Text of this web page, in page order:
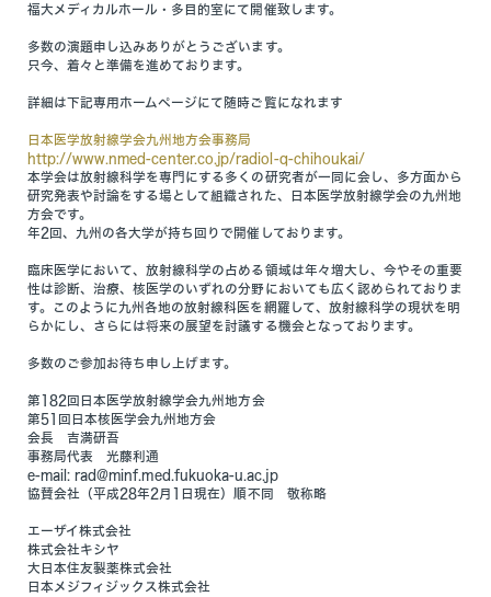
福大メディカルホール・多目的室にて開催致します。
多数の演題申し込みありがとうございます。
只今、着々と準備を進めております。
詳細は下記専用ホームページにて随時ご覧になれます
日本医学放射線学会九州地方会事務局
http://www.nmed-center.co.jp/radiol-q-chihoukai/
本学会は放射線科学を専門にする多くの研究者が一同に会し、多方面から
研究発表や討論をする場として組織された、日本医学放射線学会の九州地
方会です。
年2回、九州の各大学が持ち回りで開催しております。
臨床医学において、放射線科学の占める領域は年々増大し、今やその重要
性は診断、治療、核医学のいずれの分野においても広く認められておりま
す。このように九州各地の放射線科医を網羅して、放射線科学の現状を明
らかにし、さらには将来の展望を討議する機会となっております。
多数のご参加お待ち申し上げます。
第182回日本医学放射線学会九州地方会
第51回日本核医学会九州地方会
会長 吉満研吾
事務局代表 光藤利通
e-mail: rad@minf.med.fukuoka-u.ac.jp
協賛会社（平成28年2月1日現在）順不同 敬称略
エーザイ株式会社
株式会社キシヤ
大日本住友製薬株式会社
日本メジフィジックス株式会社